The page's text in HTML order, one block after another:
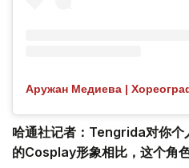
哈通社记者：Tengrida对你个
的Cosplay形象相比，这个角